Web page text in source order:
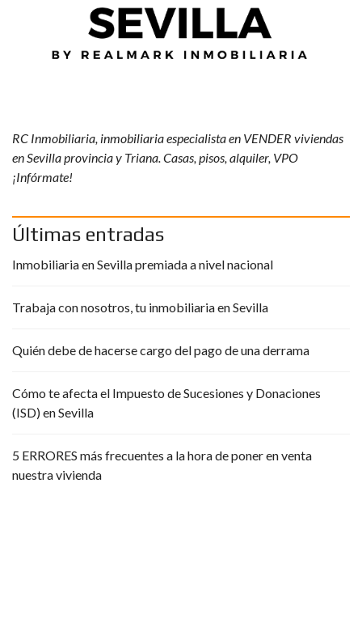
RC Inmobiliaria, inmobiliaria especialista en VENDER viviendas
en Sevilla provincia y Triana. Casas, pisos, alquiler, VPO
¡Infórmate!
Últimas entradas
Inmobiliaria en Sevilla premiada a nivel nacional
Trabaja con nosotros, tu inmobiliaria en Sevilla
Quién debe de hacerse cargo del pago de una derrama
Cómo te afecta el Impuesto de Sucesiones y Donaciones
(ISD) en Sevilla
5 ERRORES más frecuentes a la hora de poner en venta
nuestra vivienda